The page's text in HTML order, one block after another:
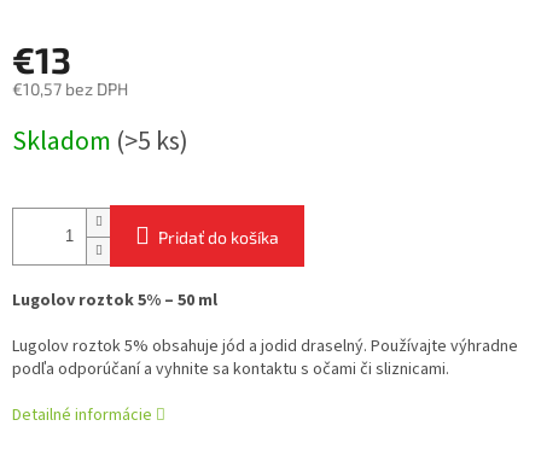
€13
€10,57 bez DPH
cena:
Skladom (>5 ks)
Pridať do košíka
Lugolov roztok 5% – 50 ml
Lugolov roztok 5% obsahuje jód a jodid draselný. Používajte výhradne
podľa odporúčaní a vyhnite sa kontaktu s očami či sliznicami.
Detailné informácie